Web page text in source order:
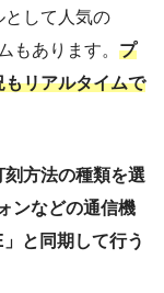
として人気の
もあります。 プ
リアルタイムで
刻方法の種類を選
ンなどの通信機
と同期して行う